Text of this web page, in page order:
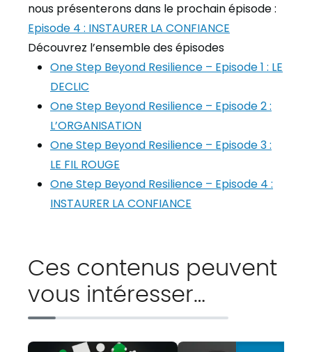
nous présenterons dans le prochain épisode :
Episode 4 : INSTAURER LA CONFIANCE
Découvrez l’ensemble des épisodes
One Step Beyond Resilience – Episode 1 : LE
DECLIC
One Step Beyond Resilience – Episode 2 :
L’ORGANISATION
One Step Beyond Resilience – Episode 3 :
LE FIL ROUGE
One Step Beyond Resilience – Episode 4 :
INSTAURER LA CONFIANCE
Ces contenus peuvent
vous intéresser…